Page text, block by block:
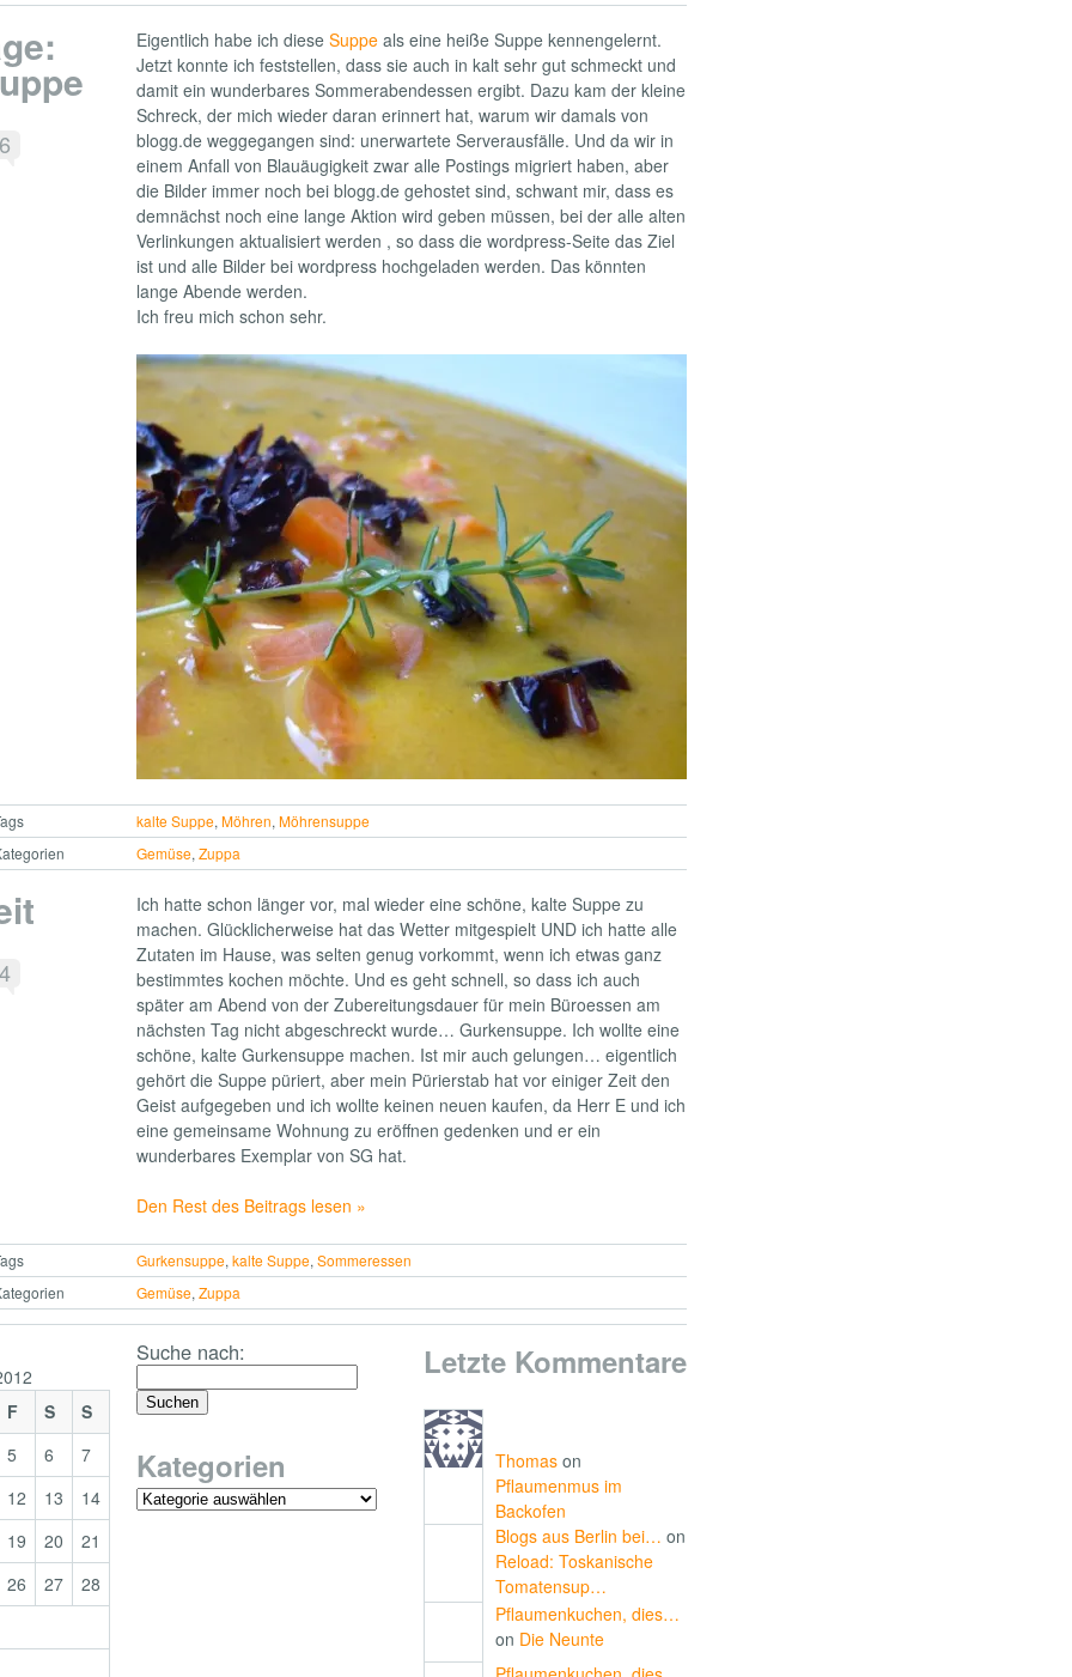
6
Eigentlich habe ich diese Suppe als eine heiße Suppe kennengelernt.
Jetzt konnte ich feststellen, dass sie auch in kalt sehr gut schmeckt und
damit ein wunderbares Sommerabendessen ergibt. Dazu kam der kleine
Schreck, der mich wieder daran erinnert hat, warum wir damals von
blogg.de weggegangen sind: unerwartete Serverausfälle. Und da wir in
einem Anfall von Blauäugigkeit zwar alle Postings migriert haben, aber
die Bilder immer noch bei blogg.de gehostet sind, schwant mir, dass es
demnächst noch eine lange Aktion wird geben müssen, bei der alle alten
Verlinkungen aktualisiert werden , so dass die wordpress-Seite das Ziel
ist und alle Bilder bei wordpress hochgeladen werden. Das könnten
lange Abende werden.
Ich freu mich schon sehr.
kalte Suppe,Möhren,Möhrensuppe
Gemüse,Zuppa
4
Ich hatte schon länger vor, mal wieder eine schöne, kalte Suppe zu
machen. Glücklicherweise hat das Wetter mitgespielt UND ich hatte alle
Zutaten im Hause, was selten genug vorkommt, wenn ich etwas ganz
bestimmtes kochen möchte. Und es geht schnell, so dass ich auch
später am Abend von der Zubereitungsdauer für mein Büroessen am
nächsten Tag nicht abgeschreckt wurde… Gurkensuppe. Ich wollte eine
schöne, kalte Gurkensuppe machen. Ist mir auch gelungen… eigentlich
gehört die Suppe püriert, aber mein Pürierstab hat vor einiger Zeit den
Geist aufgegeben und ich wollte keinen neuen kaufen, da Herr E und ich
eine gemeinsame Wohnung zu eröffnen gedenken und er ein
wunderbares Exemplar von SG hat.
Den Rest des Beitrags lesen »
Gurkensuppe,kalte Suppe,Sommeressen
Gemüse,Zuppa
F S S
5 6
7
12 13
14
19 20
21
26 27
28
Suche nach:
Kategorien
Letzte Kommentare
Thomas on
Pflaumenmus im
Backofen
Blogs aus Berlin bei… on
Reload: Toskanische
Tomatensup…
Pflaumenkuchen, dies…
on Die Neunte